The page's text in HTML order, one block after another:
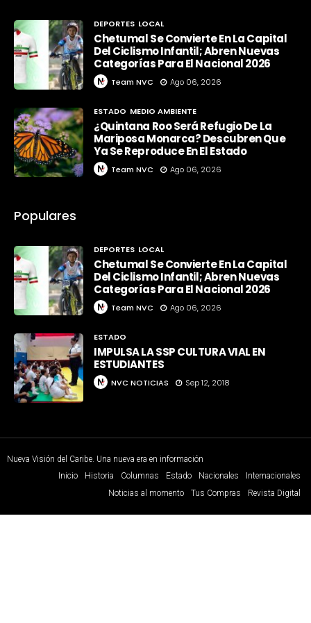
DEPORTES LOCAL
Chetumal Se Convierte En La Capital
Del Ciclismo Infantil; Abren Nuevas
Categorías Para El Nacional 2026
Team NVC Ago 06, 2026
ESTADO MEDIO AMBIENTE
¿Quintana Roo Será Refugio De La
Mariposa Monarca? Descubren Que
Ya Se Reproduce En El Estado
Team NVC Ago 06, 2026
Populares
DEPORTES LOCAL
Chetumal Se Convierte En La Capital
Del Ciclismo Infantil; Abren Nuevas
Categorías Para El Nacional 2026
Team NVC Ago 06, 2026
ESTADO
IMPULSA LA SSP CULTURA VIAL EN
ESTUDIANTES
NVC NOTICIAS Sep 12, 2018
Nueva Visión del Caribe. Una nueva era en información
Inicio
Historia Columnas Estado Nacionales
Internacionales
Noticias al momento
Tus Compras Revista Digital